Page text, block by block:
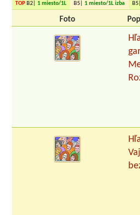
TOP B2| 1 miesto/1L B5| 1 miesto/1L izba B5|
Foto